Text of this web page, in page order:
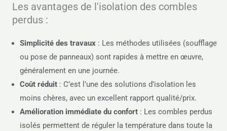
Les avantages de l'isolation des combles
perdus :
Simplicité des travaux : Les méthodes utilisées (soufflage
ou pose de panneaux) sont rapides à mettre en œuvre,
généralement en une journée.
Coût réduit : C’est l’une des solutions d’isolation les
moins chères, avec un excellent rapport qualité/prix.
Amélioration immédiate du confort : Les combles perdus
isolés permettent de réguler la température dans toute la